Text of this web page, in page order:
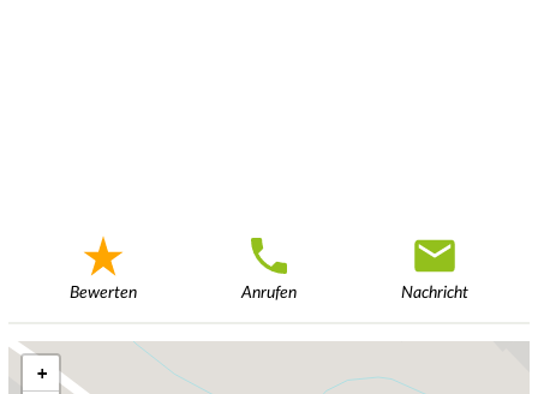
Bewerten Anrufen Nachricht
+